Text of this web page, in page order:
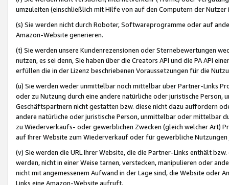
umzuleiten (einschließlich mit Hilfe von auf den Computern der
(s) Sie werden nicht durch Roboter, Softwareprogramme oder auf
Amazon-Website generieren.
(t) Sie werden unsere Kundenrezensionen oder Sternebewertungen
nutzen, es sei denn, Sie haben über die Creators API und die PA API
erfüllen die in der Lizenz beschriebenen Voraussetzungen für die
(u) Sie werden weder unmittelbar noch mittelbar über Partner-Links
oder zu Nutzung durch eine andere natürliche oder juristische
Geschäftspartnern nicht gestatten bzw. diese nicht dazu auffordern
andere natürliche oder juristische Person, unmittelbar oder mittelbar
zu Wiederverkaufs- oder gewerblichen Zwecken (gleich welcher Art)
auf Ihrer Website zum Wiederverkauf oder für gewerbliche
(v) Sie werden die URL Ihrer Website, die die Partner-Links enthält
werden, nicht in einer Weise tarnen, verstecken, manipulieren oder
nicht mit angemessenem Aufwand in der Lage sind, die Website oder
Links eine Amazon-Website aufruft.